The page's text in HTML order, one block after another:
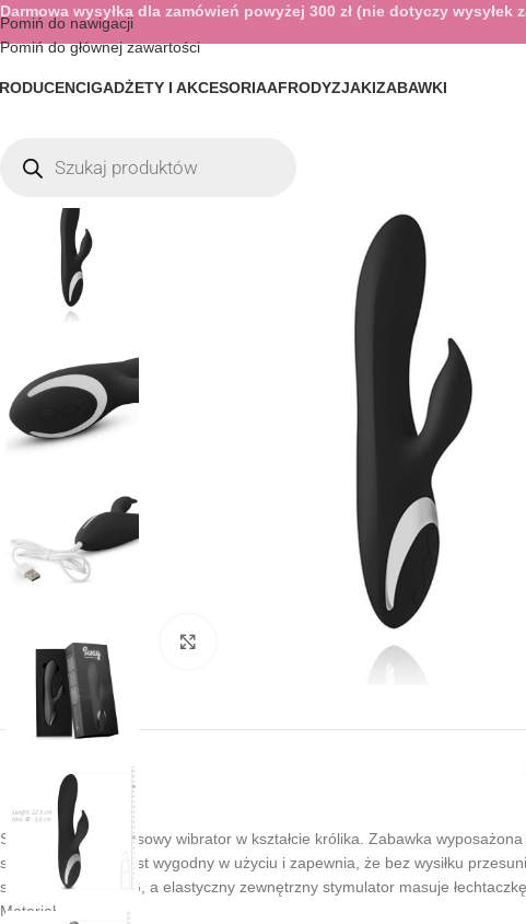
Pomiń do nawigacji
Pomiń do głównej zawartości
GADŻETY I AKCESORIAAFRODYZJAKIZABAWKI
Sway No. 2 to luksusowy wibrator w kształcie królika. Zabawka
sprawia, że Sway jest wygodny w użyciu i zapewnia, że bez wysiłku
stymulację punktu G, a elastyczny zewnętrzny stymulator masuje
Materiał
Darmowa wysyłka dla zamówień powyżej 300 zł (nie dotyczy wysyłek